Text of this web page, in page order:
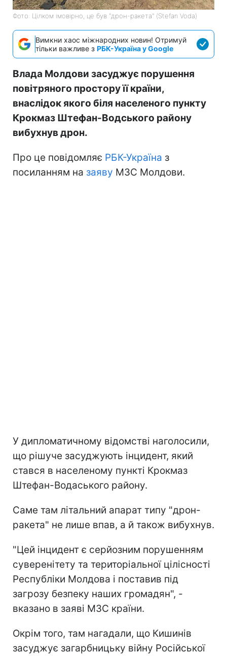
Фото: Цілком імовірно, це був "дрон-ракета" (Stefan Voda)
Вимкни хаос міжнародних новин! Отримуй
тільки важливе з РБК-Україна у Google
Влада Молдови засуджує порушення
повітряного простору її країни,
внаслідок якого біля населеного пункту
Крокмаз Штефан-Водського району
вибухнув дрон.
Про це повідомляє РБК-Україна з
посиланням на заяву МЗС Молдови.
У дипломатичному відомстві наголосили,
що рішуче засуджують інцидент, який
стався в населеному пункті Крокмаз
Штефан-Водаського району.
Саме там літальний апарат типу "дрон-
ракета" не лише впав, а й також вибухнув.
"Цей інцидент є серйозним порушенням
суверенітету та територіальної цілісності
Республіки Молдова і поставив під
загрозу безпеку наших громадян", -
вказано в заяві МЗС країни.
Окрім того, там нагадали, що Кишинів
засуджує загарбницьку війну Російської